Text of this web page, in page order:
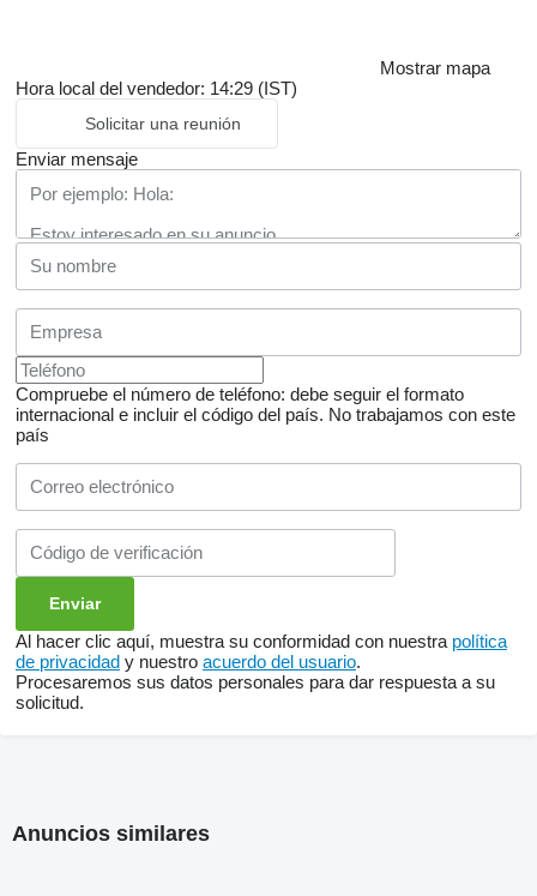
Mostrar mapa
Hora local del vendedor: 14:29 (IST)
Solicitar una reunión
Enviar mensaje
Compruebe el número de teléfono: debe seguir el formato
internacional e incluir el código del país. No trabajamos con este
país
Al hacer clic aquí, muestra su conformidad con nuestra política
de privacidad y nuestro acuerdo del usuario.
Procesaremos sus datos personales para dar respuesta a su
solicitud.
Anuncios similares